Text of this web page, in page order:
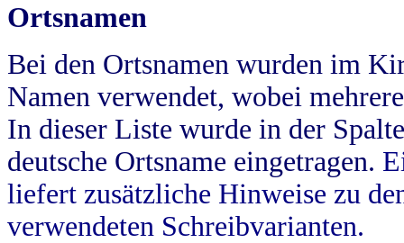
Ortsnamen
Bei den Ortsnamen wurden im
Namen verwendet, wobei
In dieser Liste wurde in der
deutsche Ortsname eingetragen.
liefert zusätzliche Hinweise zu
verwendeten Schreibvarianten.